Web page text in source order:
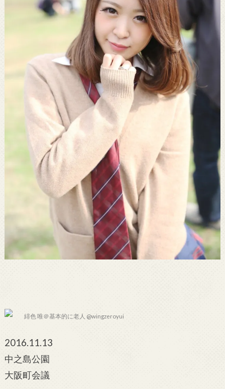
緋色 唯＠基本的に老人 @wingzeroyui
2016.11.13
中之島公園
大阪町会議